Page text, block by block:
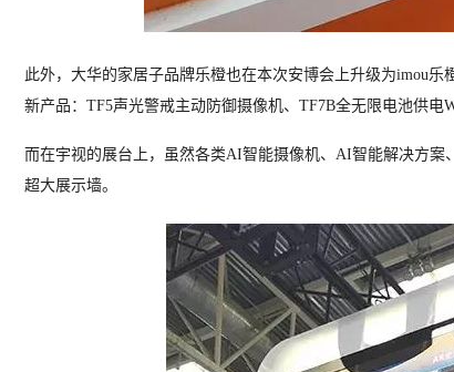
此外，大华的家居子品牌乐橙也在本次安博会上升级为imou
新产品：TF5声光警戒主动防御摄像机、TF7B全无限电池供电
而在宇视的展台上，虽然各类AI智能摄像机、AI智能解决方
超大展示墙。